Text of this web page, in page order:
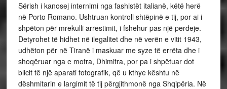
Sërish i kanosej internimi nga fashistët italianë, këtë herë
në Porto Romano. Ushtruan kontroll shtëpinë e tij, por ai i
shpëton për mrekulli arrestimit, i fshehur pas një perdeje.
Detyrohet të hidhet në ilegalitet dhe në verën e vitit 1943,
udhëton për në Tiranë i maskuar me syze të errëta dhe i
shoqëruar nga e motra, Dhimitra, por pa i shpëtuar dot
blicit të një aparati fotografik, që u kthye kështu në
dëshmitarin e largimit të tij përgjithmonë nga Shqipëria. Në